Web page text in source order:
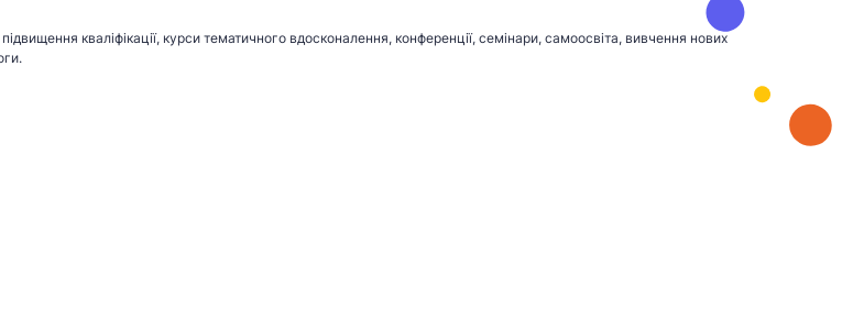
кваліфікації, курси тематичного вдосконалення, конференції, семінари, самоосвіта, вивчення нових